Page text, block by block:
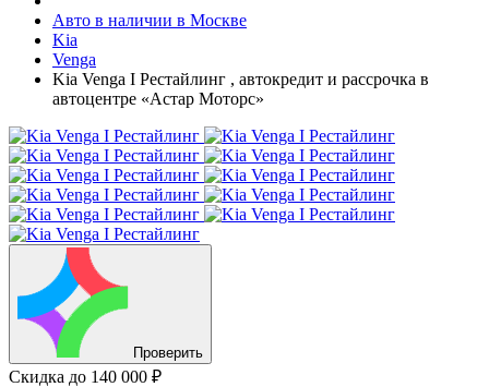
Авто в наличии в Москве
Kia
Venga
Kia Venga I Рестайлинг , автокредит и рассрочка в
автоцентре «Астар Моторс»
Проверить
Скидка до 140 000 ₽